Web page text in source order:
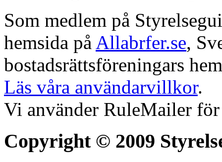
Som medlem på
hemsida på Allabrfer.se,
bostadsrättsföreningars
Läs våra användarvillkor.
Vi använder RuleMailer
Copyright © 2009